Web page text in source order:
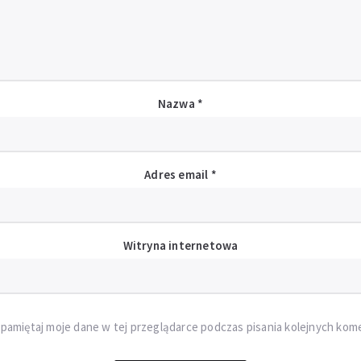
Nazwa *
Adres email *
Witryna internetowa
moje dane w tej przeglądarce podczas pisania kolejnych